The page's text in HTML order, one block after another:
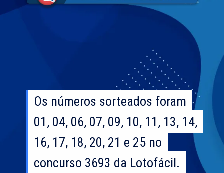
Os números sorteados foram
01, 04, 06, 07, 09, 10, 11, 13, 14,
16, 17, 18, 20, 21 e 25 no
concurso 3693 da Lotofácil.
Os números sorteados foram
01, 04, 06, 07, 09, 10, 11, 13, 14,
16, 17, 18, 20, 21 e 25 no
concurso 3693 da Lotofácil.